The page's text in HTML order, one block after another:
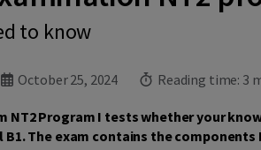
to know
October 25, 2024 Reading time: 3
NT2 Program I tests whether your
The exam contains the